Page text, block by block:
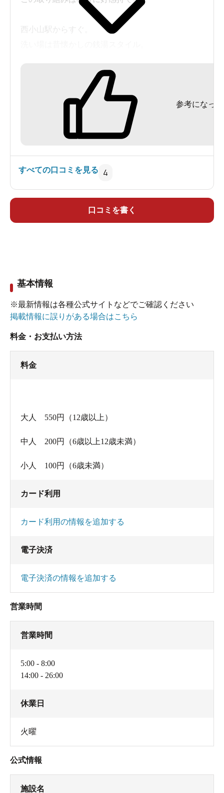
西小山駅からすぐ。
サウナは予約制のなんと個室
個室サウナをこの値段(+¥1100)でと考えるとコスパ
が、電話ボックスのような狭いサウナが脱衣所
水風呂はぬるめ。
クラフトビールの飲み比べがあったり、見上げる
ほどの漫画があったり。
参考になった
すべての口コミを見る 4
口コミを書く
基本情報
※最新情報は各種公式サイトなどでご確認ください
掲載情報に誤りがある場合はこちら
料金・お支払い方法
料金
大人 550円（12歳以上）
中人 200円（6歳以上12歳未満）
小人 100円（6歳未満）
カード利用
カード利用の情報を追加する
電子決済
電子決済の情報を追加する
営業時間
営業時間
5:00 - 8:00
14:00 - 26:00
休業日
火曜
公式情報
施設名